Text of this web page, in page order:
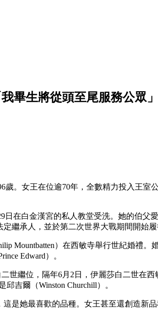
畢生將從頭至尾服務公眾」
。女王在位逾70年，全數精力投入王
日在白金漢宮的私人教堂受洗。她的伯
繼承人，並於第二次世界大戰期間開始履
Mountbatten）在西敏寺舉行世紀婚禮
Edward）。
世繼位，隔年6月2日，伊麗莎白二世在
吉爾（Winston Churchill）。
是她最喜歡的品種。女王甚至還創造新